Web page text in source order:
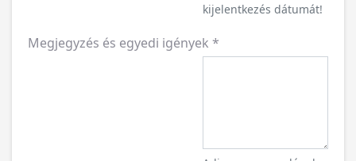
kijelentkezés dátumát!
Megjegyzés és egyedi igények *